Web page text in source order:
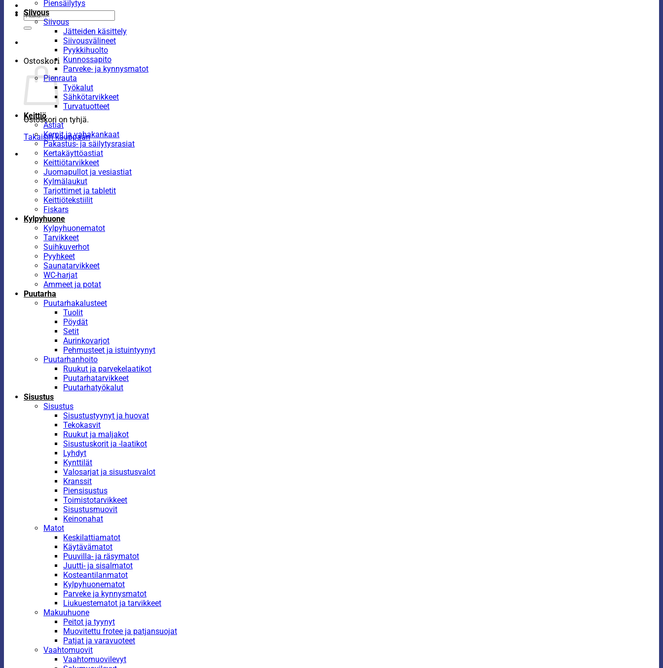
Etsi:
Ostoskori
Ostoskori on tyhjä.
Takaisin kauppaan
Piensäilytys
Siivous
Siivous
Jätteiden käsittely
Siivousvälineet
Pyykkihuolto
Kunnossapito
Parveke- ja kynnysmatot
Pienrauta
Työkalut
Sähkötarvikkeet
Turvatuotteet
Keittiö
Astiat
Kernit ja vahakankaat
Pakastus- ja säilytysrasiat
Kertakäyttöastiat
Keittiötarvikkeet
Juomapullot ja vesiastiat
Kylmälaukut
Tarjottimet ja tabletit
Keittiötekstiilit
Fiskars
Kylpyhuone
Kylpyhuonematot
Tarvikkeet
Suihkuverhot
Pyyhkeet
Saunatarvikkeet
WC-harjat
Ammeet ja potat
Puutarha
Puutarhakalusteet
Tuolit
Pöydät
Setit
Aurinkovarjot
Pehmusteet ja istuintyynyt
Puutarhanhoito
Ruukut ja parvekelaatikot
Puutarhatarvikkeet
Puutarhatyökalut
Sisustus
Sisustus
Sisustustyynyt ja huovat
Tekokasvit
Ruukut ja maljakot
Sisustuskorit ja -laatikot
Lyhdyt
Kynttilät
Valosarjat ja sisustusvalot
Kranssit
Piensisustus
Toimistotarvikkeet
Sisustusmuovit
Keinonahat
Matot
Keskilattiamatot
Käytävämatot
Puuvilla- ja räsymatot
Juutti- ja sisalmatot
Kosteantilanmatot
Kylpyhuonematot
Parveke ja kynnysmatot
Liukuestematot ja tarvikkeet
Makuuhuone
Peitot ja tyynyt
Muovitettu frotee ja patjansuojat
Patjat ja varavuoteet
Vaahtomuovit
Vaahtomuovilevyt